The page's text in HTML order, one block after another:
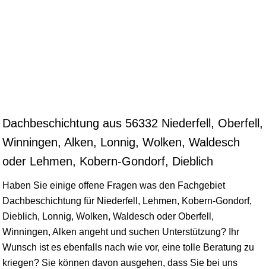
Dachbeschichtung aus 56332 Niederfell, Oberfell,
Winningen, Alken, Lonnig, Wolken, Waldesch
oder Lehmen, Kobern-Gondorf, Dieblich
Haben Sie einige offene Fragen was den Fachgebiet
Dachbeschichtung für Niederfell, Lehmen, Kobern-Gondorf,
Dieblich, Lonnig, Wolken, Waldesch oder Oberfell,
Winningen, Alken angeht und suchen Unterstützung? Ihr
Wunsch ist es ebenfalls nach wie vor, eine tolle Beratung zu
kriegen? Sie können davon ausgehen, dass Sie bei uns